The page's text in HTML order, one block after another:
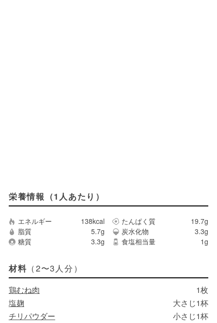
栄養情報（1人あたり）
エネルギー 138kcal たんぱく質
19.7g
脂質
5.7g 炭水化物
3.3g
糖質
3.3g 食塩相当量 1g
材料 （2〜3人分）
鶏むね肉
1枚
塩麹
大さじ1杯
チリパウダー
小さじ1杯